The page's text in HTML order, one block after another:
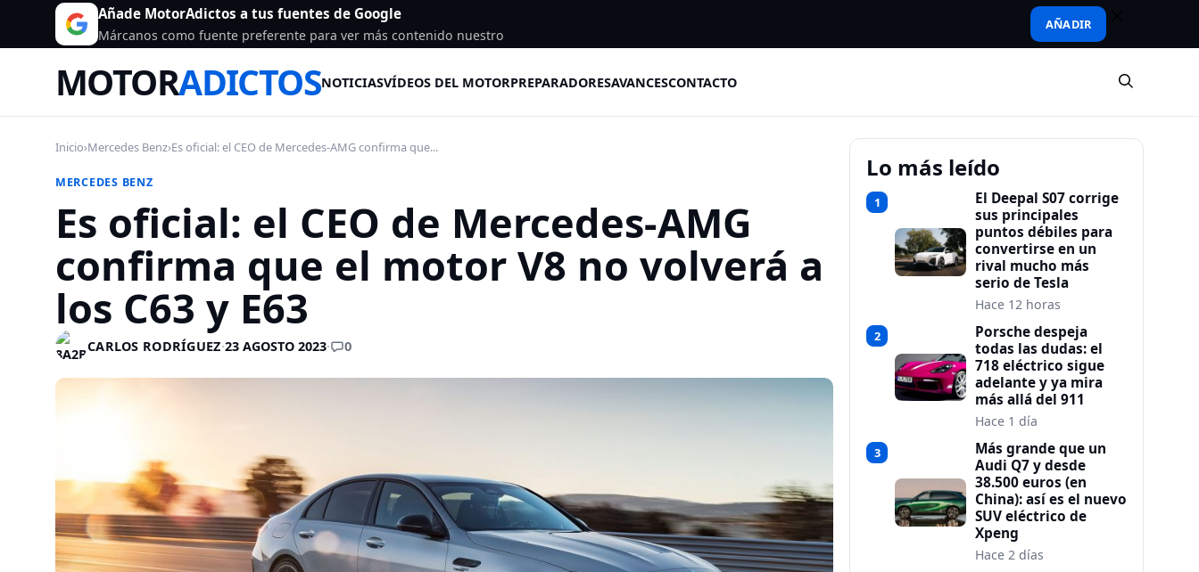
Añade MotorAdictos a tus fuentes de Google
Márcanos como fuente preferente para ver más contenido nuestro
AÑADIR
MOTORADICTOSNOTICIASVÍDEOS DEL MOTORPREPARADORESAVANCESCONTACTO
Inicio›Mercedes Benz›Es oficial: el CEO de Mercedes-AMG confirma que...
MERCEDES BENZ
Es oficial: el CEO de Mercedes-AMG
confirma que el motor V8 no volverá a
los C63 y E63
CARLOS RODRÍGUEZ·23 AGOSTO 2023· 0
Lo más leído
1
El Deepal S07 corrige
sus principales
puntos débiles para
convertirse en un
rival mucho más
serio de Tesla
Hace 12 horas
2
Porsche despeja
todas las dudas: el
718 eléctrico sigue
adelante y ya mira
más allá del 911
Hace 1 día
3
Más grande que un
Audi Q7 y desde
38.500 euros (en
China): así es el nuevo
SUV eléctrico de
Xpeng
Hace 2 días